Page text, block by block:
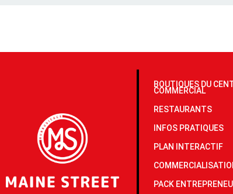
BOUTIQUES DU
COMMERCIAL
RESTAURANTS
INFOS PRATIQUES
PLAN INTERACTIF
PACK